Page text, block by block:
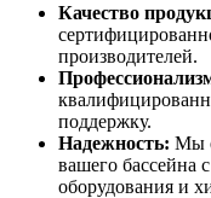
Качество
производителей.
поддержку.
Надежность: Мы
вашего бассейна
оборудования и